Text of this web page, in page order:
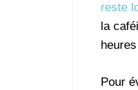
reste
la
Pour